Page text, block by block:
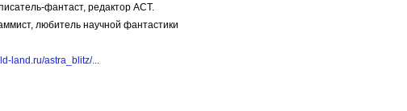
фантаст, редактор АСТ.
любитель научной фантастики
land.ru/astra_blitz/...